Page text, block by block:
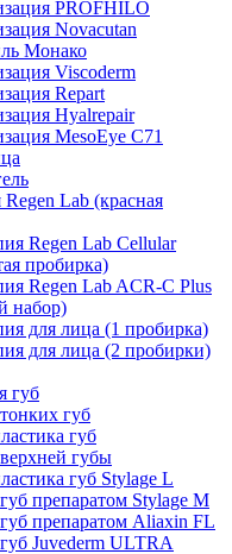
PROFHILO
Novacutan
Монако
Viscoderm
Repart
Hyalrepair
MesoEye C71
Regen Lab (красная
Regen Lab Cellular
пробирка)
Regen Lab ACR-C Plus
набор)
для лица (1 пробирка)
для лица (2 пробирки)
губ
губ
губ
губы
губ Stylage L
препаратом Stylage M
препаратом Aliaxin FL
Juvederm ULTRA